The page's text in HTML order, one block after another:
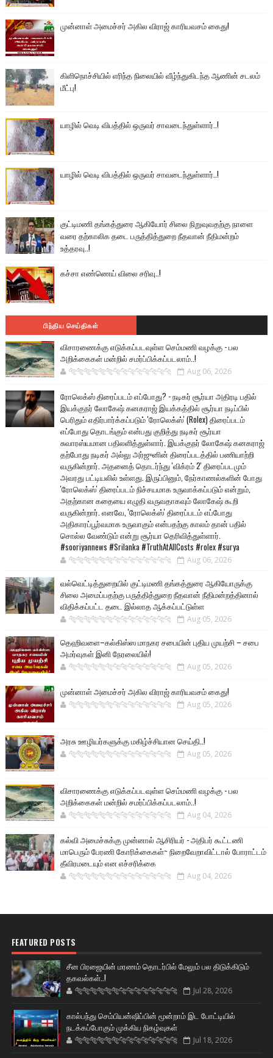
முன்னாள் அமைச்சர் அகில விராஜ் காரியவசம் கைது!
கிளிநொச்சியில் எரிந்த நிலையில் வீழ்ந்துகிடந்த ஆணின் சடலம்
மீட்பு!
யாழில் வெடி விபத்தில் ஒருவர் சாவடைந்துள்ளார்..!
யாழில் வெடி விபத்தில் ஒருவர் சாவடைந்துள்ளார்..!
குட்டிமணி தங்கத்துரை ஆகியோர் சிலை நிறுவுவதற்கு நாளை
வரை தற்காலிக தடை பருத்தித்துறை நீதவான் நீதிமன்றம்
உத்தரவு..!
கச்சா எண்ணெய் விலை சரிவு..!
பிந்திய செய்திகள்
விசாரணைக்கு எடுக்கப்படவுள்ள செம்மணி வழக்கு - பல
அறிக்கைகள் மன்றில் சமர்ப்பிக்கப்படலாம்..!
🐅🐅🐅🐅🐅🐅🐆🐆🐆🐆🐆🐆🐆🐆 Aug 06, 2026
ரோலெக்ஸ் திரைப்படம் எப்போது? - நடிகர் சூர்யா அதிரடி பதில்
இயக்குநர் லோகேஷ் கனகராஜ் இயக்கத்தில் சூர்யா நடிப்பில்
பெரிதும் எதிர்பார்க்கப்படும் 'ரோலெக்ஸ்' (Rolex) திரைப்படம்
எப்போது தொடங்கும் என்பது குறித்து நடிகர் சூர்யா
சுவாரஸ்யமான பதிலளித்துள்ளார். இயக்குநர் லோகேஷ் கனகராஜ்
தற்போது நடிகர் அல்லு அர்ஜுனின் திரைப்படத்தில் பணியாற்றி
வருகின்றார். அதனைத் தொடர்ந்து 'விக்ரம் 2' திரைப்படமும்
அவரது பட்டியலில் உள்ளது. இருப்பினும், நேர்காணல்களின் போது
'ரோலெக்ஸ்' திரைப்படம் நிச்சயமாக உருவாக்கப்படும் என்றும்,
அதற்கான கதையை எழுதி வருவதாகவும் லோகேஷ் கூறி
வருகின்றார். எனவே, 'ரோலெக்ஸ்' திரைப்படம் எப்போது
அதிகாரப்பூர்வமாக உருவாகும் என்பதற்கு காலம் தான் பதில்
சொல்ல வேண்டும் என்று சூர்யா தெரிவித்துள்ளார்.
#sooriyannews #Srilanka #TruthAtAllCosts #rolex #surya
🐅🐅🐅🐅🐅🐅🐆🐆🐆🐆🐆🐆🐆🐆 Aug 06, 2026
வல்வெட்டித்துறையில் குட்டிமணி தங்கத்துரை ஆகியோருக்கு
சிலை அமைப்பதற்கு பருத்தித்துறை நீதவான் நீதிமன்றத்தினால்
விதிக்கப்பட்ட தடை இல்லாத ஆக்கப்பட்டுள்ள
🐅🐅🐅🐅🐅🐅🐆🐆🐆🐆🐆🐆🐆🐆 Aug 05, 2026
தெஹிவளை–கல்கிஸ்ஸ மாநகர சபையின் புதிய முயற்சி – சபை
அமர்வுகள் இனி நேரலையில்!
🐅🐅🐅🐅🐅🐅🐆🐆🐆🐆🐆🐆🐆🐆 Aug 05, 2026
முன்னாள் அமைச்சர் அகில விராஜ் காரியவசம் கைது!
🐅🐅🐅🐅🐅🐅🐆🐆🐆🐆🐆🐆🐆🐆 Aug 05, 2026
அரசு ஊழியர்களுக்கு மகிழ்ச்சியான செய்தி..!
🐅🐅🐅🐅🐅🐅🐆🐆🐆🐆🐆🐆🐆🐆 Aug 05, 2026
விசாரணைக்கு எடுக்கப்படவுள்ள செம்மணி வழக்கு - பல
அறிக்கைகள் மன்றில் சமர்ப்பிக்கப்படலாம்..!
🐅🐅🐅🐅🐅🐅🐆🐆🐆🐆🐆🐆🐆🐆 Aug 04, 2026
கல்வி அமைச்சுக்கு முன்னால் ஆசிரியர் - அதிபர் கூட்டணி
மாபெரும் பேரணி கோரிக்கைகள்~ நிறைவேறாவிட்டால் போராட்டம்
தீவிரமடையும் என எச்சரிக்கை
🐅🐅🐅🐅🐅🐅🐆🐆🐆🐆🐆🐆🐆🐆 Aug 04, 2026
FEATURED POSTS
சீன பிரஜையின் மரணம் தொடர்பில் மேலும் பல திடுக்கிடும்
தகவல்கள்..!
🐅🐅🐅🐅🐅🐅🐆🐆🐆🐆🐆🐆🐆🐆 Jul 28, 2026
கால்பந்து செம்பியன்ஷிப்பின் மூன்றாம் இட போட்டியில்
நடக்கப்போகும் முக்கிய நிகழ்வுகள்
🐅🐅🐅🐅🐅🐅🐆🐆🐆🐆🐆🐆🐆🐆 Jul 18, 2026